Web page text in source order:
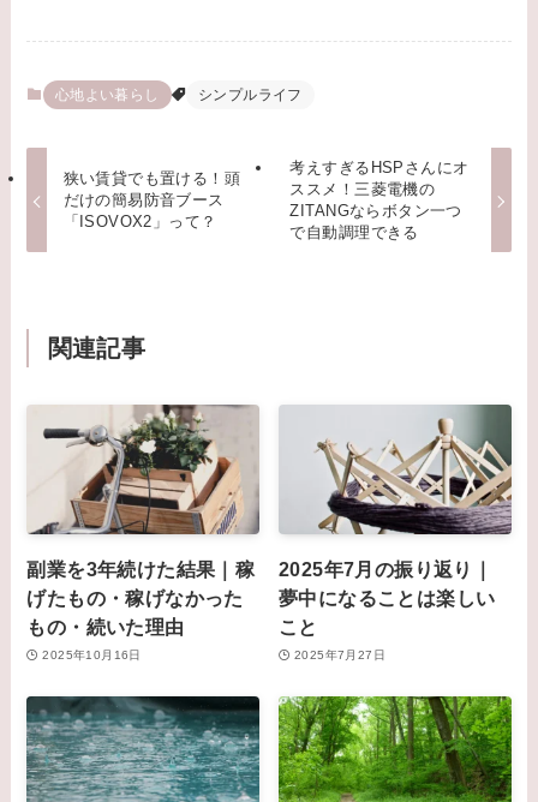
心地よい暮らし シンプルライフ
狭い賃貸でも置ける！頭
だけの簡易防音ブース
「ISOVOX2」って？
考えすぎるHSPさんにオ
ススメ！三菱電機の
ZITANGならボタン一つ
で自動調理できる
関連記事
副業を3年続けた結果｜稼
げたもの・稼げなかった
もの・続いた理由
2025年10月16日
2025年7月の振り返り｜
夢中になることは楽しい
こと
2025年7月27日